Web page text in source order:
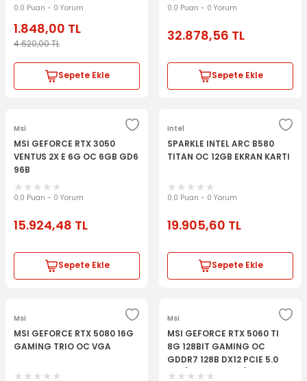
0.0 Puan - 0 Yorum
1.848,00 TL
4.620,00TL
Sepete Ekle
0.0 Puan - 0 Yorum
32.878,56 TL
Sepete Ekle
Msi
MSI GEFORCE RTX 3050
VENTUS 2X E 6G OC 6GB GD6
96B
0.0 Puan - 0 Yorum
15.924,48 TL
Sepete Ekle
Intel
SPARKLE INTEL ARC B580
TITAN OC 12GB EKRAN KARTI
0.0 Puan - 0 Yorum
19.905,60 TL
Sepete Ekle
Msi
MSI GEFORCE RTX 5080 16G
GAMING TRIO OC VGA
Msi
MSI GEFORCE RTX 5060 TI
8G 128BIT GAMING OC
GDDR7 128B DX12 PCIE 5.0
X16 (3XDP 1XHDMI)